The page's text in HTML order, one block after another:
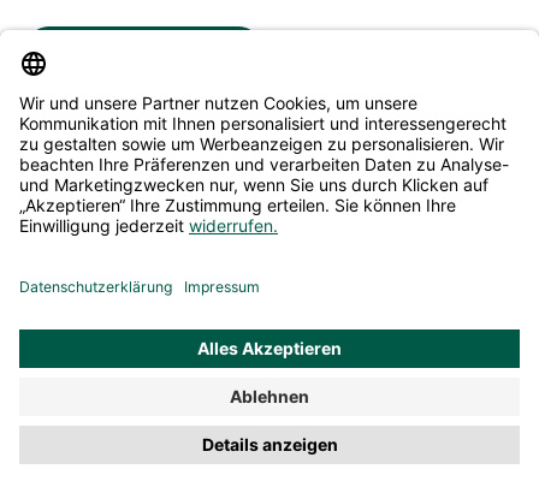
Service & Beratung
Informationen
© 2026 Fidelio Shop
Alle Preise inkl. gesetzl. Mehrwertsteuer zzgl.Versandkosten
und ggf. Nachnahmegebühren, wenn nicht anders
angegeben.